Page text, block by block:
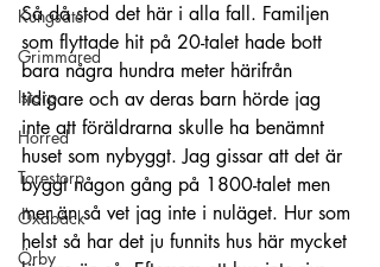
Kungsäter
Grimmared
Istorp
Horred
Torestorp
Öxabäck
Örby
Så då stod det här i alla fall. Familjen
som flyttade hit på 20-talet hade bott
bara några hundra meter härifrån
tidigare och av deras barn hörde jag
inte att föräldrarna skulle ha benämnt
huset som nybyggt. Jag gissar att det är
byggt någon gång på 1800-talet men
mer än så vet jag inte i nuläget. Hur som
helst så har det ju funnits hus här mycket